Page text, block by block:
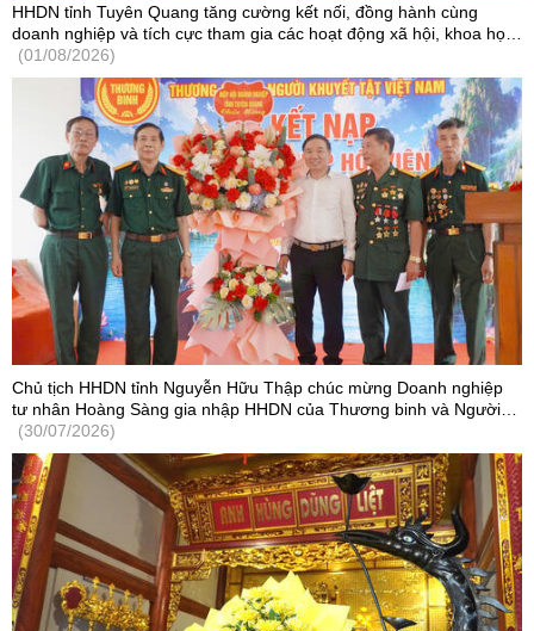
HHDN tỉnh Tuyên Quang tăng cường kết nối, đồng hành cùng
doanh nghiệp và tích cực tham gia các hoạt động xã hội, khoa học
- công nghệ
(01/08/2026)
Chủ tịch HHDN tỉnh Nguyễn Hữu Thập chúc mừng Doanh nghiệp
tư nhân Hoàng Sàng gia nhập HHDN của Thương binh và Người
khuyết tật Việt Nam
(30/07/2026)